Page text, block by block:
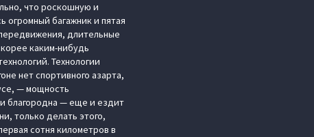
что роскошную и
огромный багажник и пятая
длительные
каким-нибудь
Технологии
нет спортивного азарта,
— мощность
и благородна — еще и ездит
только делать этого,
сотня километров в